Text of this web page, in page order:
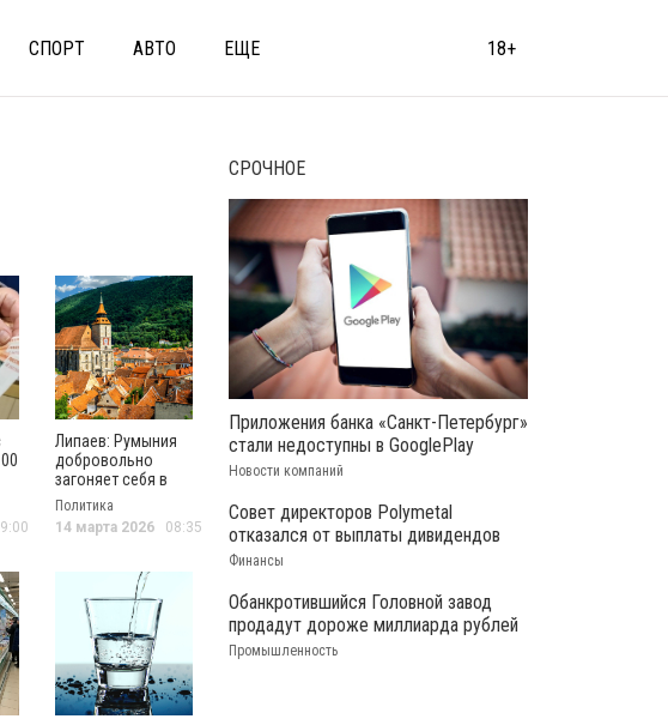
СПОРТ АВТО ЕЩЕ 18+
Липаев: Румыния
добровольно
загоняет себя в
капкан НАТО
Политика
14 марта 2026 08:35
СРОЧНОЕ
Приложения банка «Санкт-Петербург»
стали недоступны в GooglePlay
Новости компаний
Совет директоров Polymetal
отказался от выплаты дивидендов
Финансы
Обанкротившийся Головной завод
продадут дороже миллиарда рублей
Промышленность